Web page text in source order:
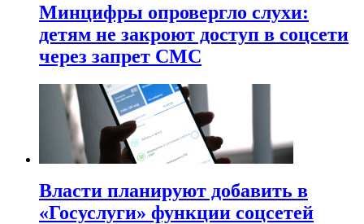
Минцифры опровергло слухи:
детям не закроют доступ в соцсети
через запрет СМС
Власти планируют добавить в
«Госуслуги» функции соцсетей